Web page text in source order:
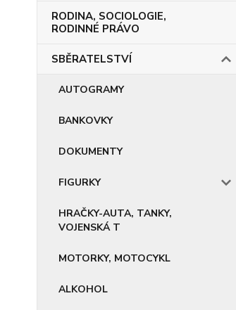
RODINA, SOCIOLOGIE,
RODINNÉ PRÁVO
SBĚRATELSTVÍ
AUTOGRAMY
BANKOVKY
DOKUMENTY
FIGURKY
HRAČKY-AUTA, TANKY,
VOJENSKÁ T
MOTORKY, MOTOCYKL
ALKOHOL